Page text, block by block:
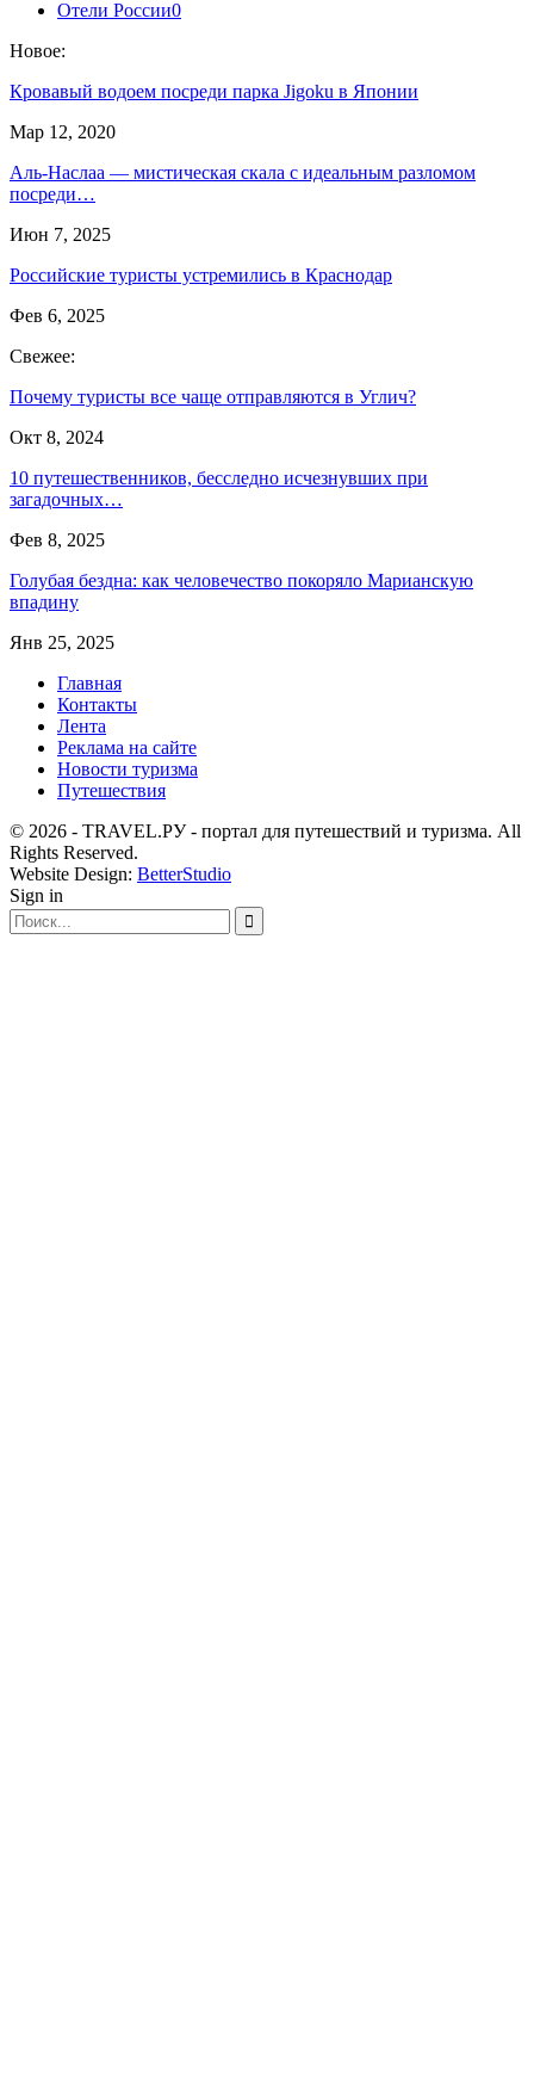
Отели России0
Новое:
Кровавый водоем посреди парка Jigoku в Японии
Мар 12, 2020
Аль-Наслаа — мистическая скала с идеальным разломом
посреди…
Июн 7, 2025
Российские туристы устремились в Краснодар
Фев 6, 2025
Свежее:
Почему туристы все чаще отправляются в Углич?
Окт 8, 2024
10 путешественников, бесследно исчезнувших при
загадочных…
Фев 8, 2025
Голубая бездна: как человечество покоряло Марианскую
впадину
Янв 25, 2025
Главная
Контакты
Лента
Реклама на сайте
Новости туризма
Путешествия
© 2026 - TRAVEL.РУ - портал для путешествий и туризма. All
Rights Reserved.
Website Design: BetterStudio
Sign in